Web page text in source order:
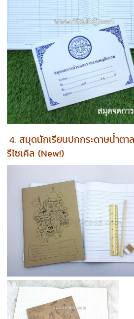
4. สมุดนักเรียนปกกระดาษน้ำตา
รีไซเคิล (New!)